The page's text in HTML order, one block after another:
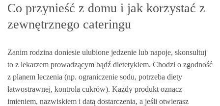
Co przynieść z domu i jak korzystać z
zewnętrznego cateringu
Zanim rodzina doniesie ulubione jedzenie lub napoje, skonsultuj
to z lekarzem prowadzącym bądź dietetykiem. Chodzi o zgodność
z planem leczenia (np. ograniczenie sodu, potrzeba diety
łatwostrawnej, kontrola cukrów). Każdy produkt oznacz
imieniem, nazwiskiem i datą dostarczenia, a jeśli otwierasz